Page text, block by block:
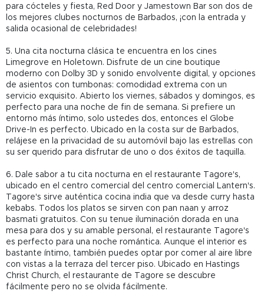
para cócteles y fiesta, Red Door y Jamestown Bar son dos de
los mejores clubes nocturnos de Barbados, ¡con la entrada y
salida ocasional de celebridades!
5. Una cita nocturna clásica te encuentra en los cines
Limegrove en Holetown. Disfrute de un cine boutique
moderno con Dolby 3D y sonido envolvente digital, y opciones
de asientos con tumbonas: comodidad extrema con un
servicio exquisito. Abierto los viernes, sábados y domingos, es
perfecto para una noche de fin de semana. Si prefiere un
entorno más íntimo, solo ustedes dos, entonces el Globe
Drive-In es perfecto. Ubicado en la costa sur de Barbados,
relájese en la privacidad de su automóvil bajo las estrellas con
su ser querido para disfrutar de uno o dos éxitos de taquilla.
6. Dale sabor a tu cita nocturna en el restaurante Tagore's,
ubicado en el centro comercial del centro comercial Lantern's.
Tagore's sirve auténtica cocina india que va desde curry hasta
kebabs. Todos los platos se sirven con pan naan y arroz
basmati gratuitos. Con su tenue iluminación dorada en una
mesa para dos y su amable personal, el restaurante Tagore's
es perfecto para una noche romántica. Aunque el interior es
bastante íntimo, también puedes optar por comer al aire libre
con vistas a la terraza del tercer piso. Ubicado en Hastings
Christ Church, el restaurante de Tagore se descubre
fácilmente pero no se olvida fácilmente.